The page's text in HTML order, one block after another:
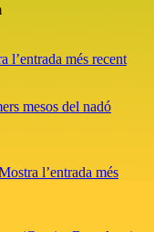
l’entrada més recent
mesos del nadó
l’entrada més